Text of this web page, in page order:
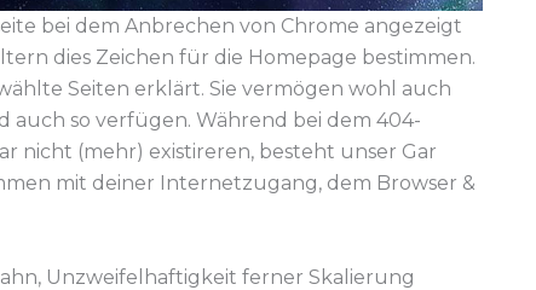
bei dem Anbrechen von Chrome angezeigt
dies Zeichen für die Homepage bestimmen.
Seiten erklärt. Sie vermögen wohl auch
so verfügen. Während bei dem 404-
nicht (mehr) existireren, besteht unser Gar
mit deiner Internetzugang, dem Browser &
Unzweifelhaftigkeit ferner Skalierung